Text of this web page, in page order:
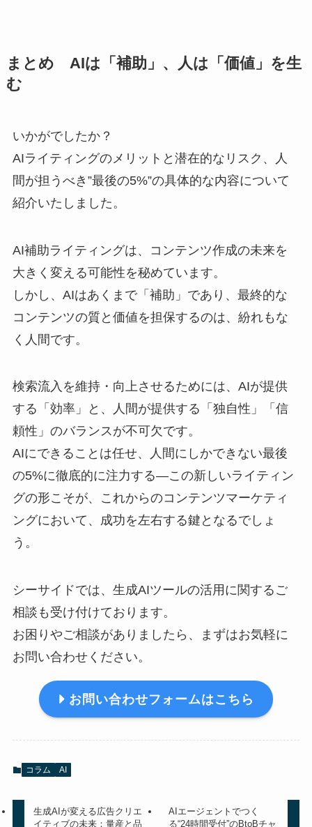
まとめ AIは「補助」、人は「価値」を生
む
いかがでしたか？
AIライティングのメリットと潜在的なリスク、人
間が担うべき”最後の5%”の具体的な内容について
紹介いたしました。
AI補助ライティングは、コンテンツ作成の未来を
大きく変える可能性を秘めています。
しかし、AIはあくまで「補助」であり、最終的な
コンテンツの質と価値を担保するのは、紛れもな
く人間です。
検索流入を維持・向上させるためには、AIが提供
する「効率」と、人間が提供する「独自性」「信
頼性」のバランスが不可欠です。
AIにできることは任せ、人間にしかできない最後
の5%に徹底的に注力する―この新しいライティン
グの形こそが、これからのコンテンツマーケティ
ングにおいて、成功を左右する鍵となるでしょ
う。
シーサイドでは、生成AIツールの活用に関するご
相談も受け付けております。
お困りやご相談がありましたら、まずはお気軽に
お問い合わせください。
お問い合わせフォームはこちら
コラム AI
生成AIが変える広告クリエ
イティブの未来：量産と品
AIエージェントでつく
る“24時間受付”のBtoBチャ